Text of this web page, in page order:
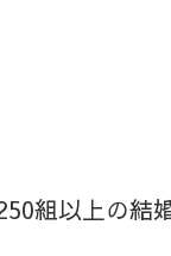
組以上の結